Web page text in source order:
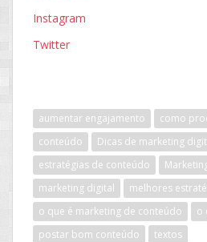
Instagram
Twitter
aumentar engajamento
como
conteúdo
Dicas de marketing
estratégias de conteúdo
marketing digital
melhores
o que é marketing de conteúdo
o
postar bom conteúdo
textos